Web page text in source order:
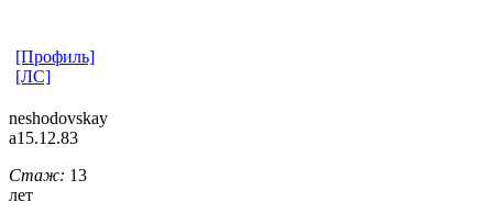
[Профиль]
[ЛС]
neshodovskay
a15.12.83
Стаж: 13
лет